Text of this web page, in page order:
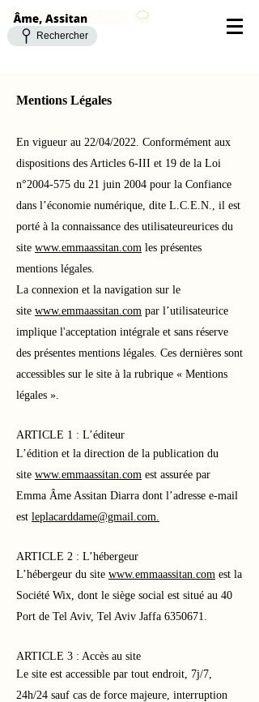
Rechercher
Mentions Légales
En vigueur au 22/04/2022. Conformément aux
dispositions des Articles 6-III et 19 de la Loi
n°2004-575 du 21 juin 2004 pour la Confiance
dans l’économie numérique, dite L.C.E.N., il est
porté à la connaissance des utilisateureurices du
site www.emmaassitan.com les présentes
mentions légales.
La connexion et la navigation sur le
site www.emmaassitan.com par l’utilisateurice
implique l'acceptation intégrale et sans réserve
des présentes mentions légales. Ces dernières sont
accessibles sur le site à la rubrique « Mentions
légales ».
ARTICLE 1 : L’éditeur
L’édition et la direction de la publication du
site www.emmaassitan.com est assurée par
Emma Âme Assitan Diarra dont l’adresse e-mail
est leplacarddame@gmail.com.
ARTICLE 2 : L’hébergeur
L’hébergeur du site www.emmaassitan.com est la
Société Wix, dont le siège social est situé au 40
Port de Tel Aviv, Tel Aviv Jaffa 6350671.
ARTICLE 3 : Accès au site
Le site est accessible par tout endroit, 7j/7,
24h/24 sauf cas de force majeure, interruption